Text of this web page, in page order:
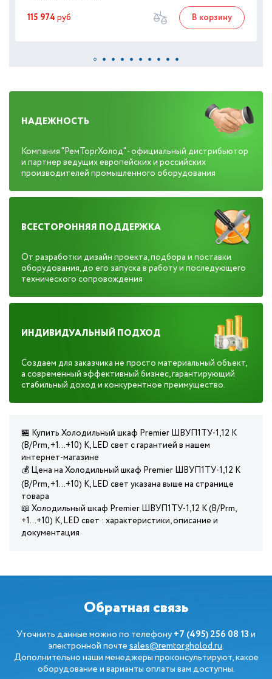
115 974 руб В корзину
НАДЕЖНОСТЬ
Компания "РемТоргХолод" - официальный дистрибьютор
и партнер ведущих европейских и российских
производителей промышленного оборудования
ВСЕСТОРОННЯЯ ПОДДЕРЖКА
От разработки дизайн проекта, подбора и поставки
оборудования, до его запуска в работу и последующего
технического сопровождения
ИНДИВИДУАЛЬНЫЙ ПОДХОД
Создаем для заказчика не просто материальный объект,
а современный эффективный бизнес, гарантирующий
стабильный доход и конкурентное преимущество.
🏪 Купить Холодильный шкаф Premier ШВУП1ТУ-1,12 К
(В/Prm, +1…+10) К, LED свет с гарантией в нашем
интернет-магазине
💰 Цена на Холодильный шкаф Premier ШВУП1ТУ-1,12 К
(В/Prm, +1…+10) К, LED свет указана выше на странице
товара
📖 Холодильный шкаф Premier ШВУП1ТУ-1,12 К (В/Prm,
+1…+10) К, LED свет : характеристики, описание и
документация
Обратная связь
Уточнить данные можно по телефону+7 (495) 256 08 13и
электронной почтеsales@remtorgholod.ru.
Дополнительно наши менеджеры проконсультируют, какое
оборудование и варианты оплаты вам доступны.